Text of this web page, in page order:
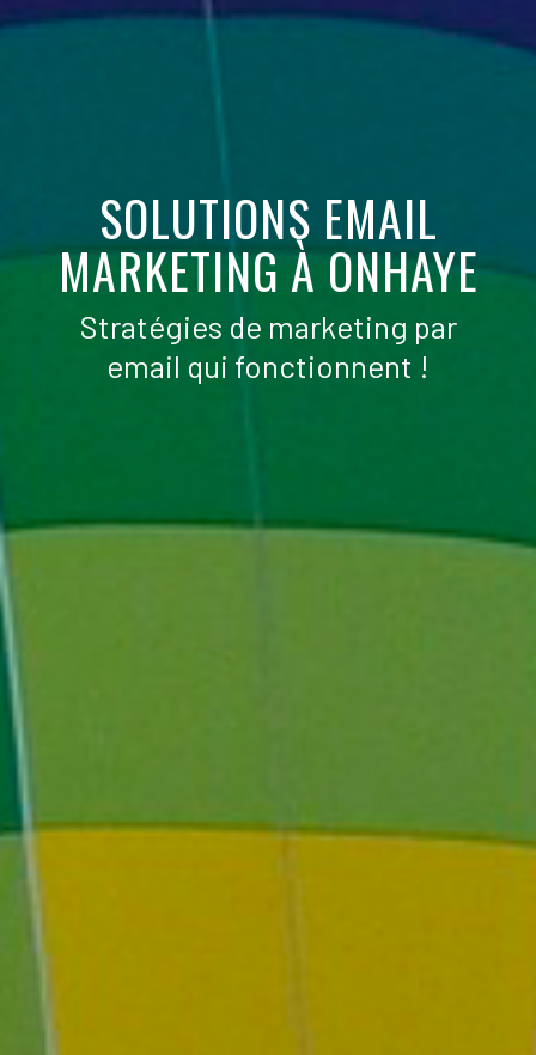
SOLUTIONS EMAIL
MARKETING À ONHAYE
Stratégies de marketing par
email qui fonctionnent !